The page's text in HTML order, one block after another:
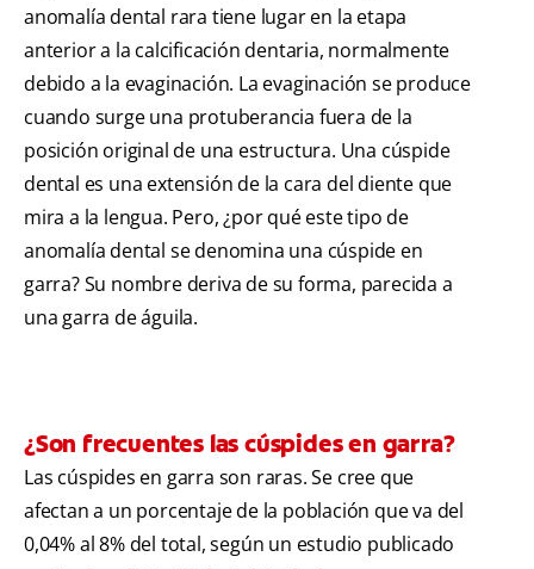
anomalía dental rara tiene lugar en la etapa
anterior a la calcificación dentaria, normalmente
debido a la evaginación. La evaginación se produce
cuando surge una protuberancia fuera de la
posición original de una estructura. Una cúspide
dental es una extensión de la cara del diente que
mira a la lengua. Pero, ¿por qué este tipo de
anomalía dental se denomina una cúspide en
garra? Su nombre deriva de su forma, parecida a
una garra de águila.
¿Son frecuentes las cúspides en garra?
Las cúspides en garra son raras. Se cree que
afectan a un porcentaje de la población que va del
0,04% al 8% del total, según un estudio publicado